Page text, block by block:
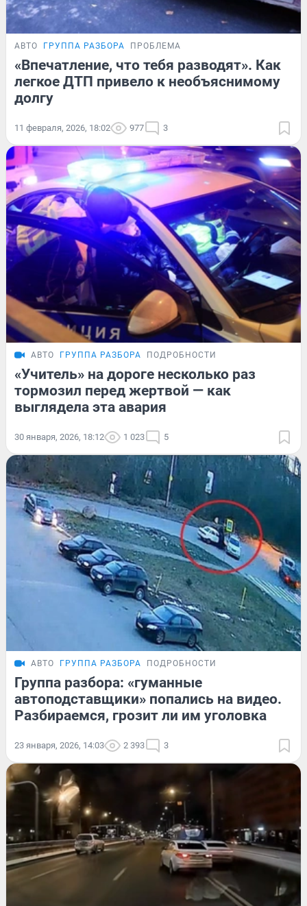
АВТО ГРУППА РАЗБОРА ПРОБЛЕМА
«Впечатление, что тебя разводят». Как
легкое ДТП привело к необъяснимому
долгу
11 февраля, 2026, 18:02 977 3
АВТО ГРУППА РАЗБОРА ПОДРОБНОСТИ
«Учитель» на дороге несколько раз
тормозил перед жертвой — как
выглядела эта авария
30 января, 2026, 18:12 1 023 5
АВТО ГРУППА РАЗБОРА ПОДРОБНОСТИ
Группа разбора: «гуманные
автоподставщики» попались на видео.
Разбираемся, грозит ли им уголовка
23 января, 2026, 14:03 2 393 3